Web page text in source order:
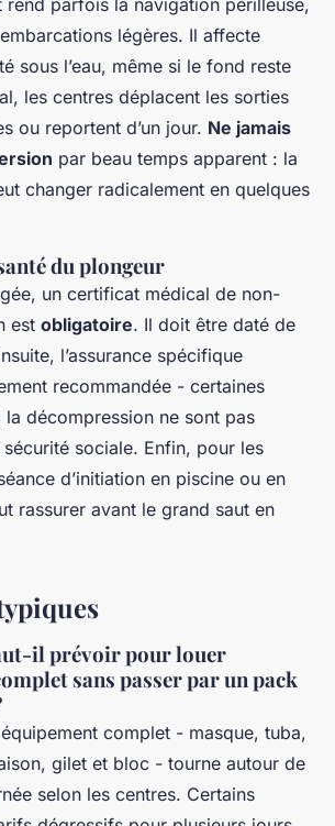
rend parfois la navigation périlleuse,
légères. Il affecte
sous l’eau, même si le fond reste
les centres déplacent les sorties
ou reportent d’un jour. Ne jamais
par beau temps apparent : la
changer radicalement en quelques
du plongeur
un certificat médical de non-
est obligatoire. Il doit être daté de
l’assurance spécifique
recommandée - certaines
la décompression ne sont pas
sociale. Enfin, pour les
d’initiation en piscine ou en
rassurer avant le grand saut en
il prévoir pour louer
sans passer par un pack
complet - masque, tuba,
gilet et bloc - tourne autour de
selon les centres. Certains